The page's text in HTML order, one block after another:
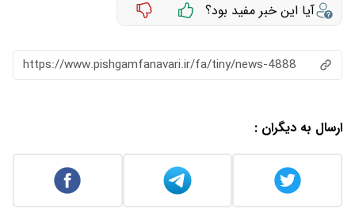
آیا این خبر مفید بود؟
https://www.pishgamfanavari.ir/fa/tiny/news-4888
ارسال به دیگران :